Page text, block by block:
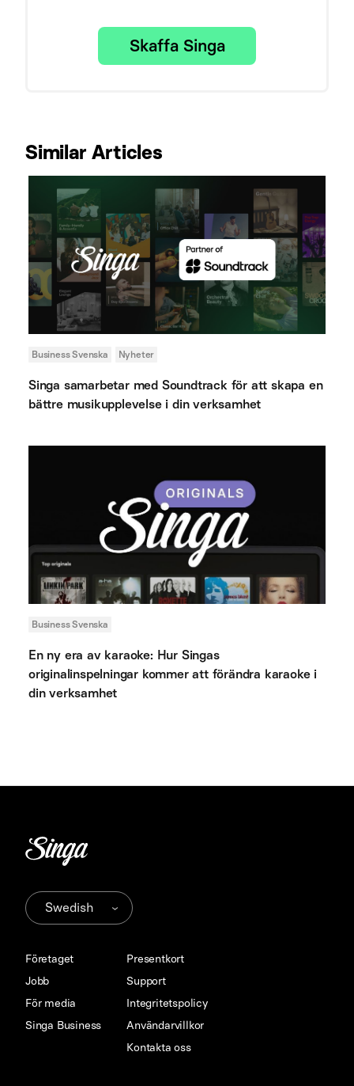
Skaffa Singa
Similar Articles
Business Svenska Nyheter
Singa samarbetar med Soundtrack för att skapa en
bättre musikupplevelse i din verksamhet
Business Svenska
En ny era av karaoke: Hur Singas
originalinspelningar kommer att förändra karaoke i
din verksamhet
Företaget
Jobb
För media
Singa Business
Presentkort
Support
Integritetspolicy
Användarvillkor
Kontakta oss